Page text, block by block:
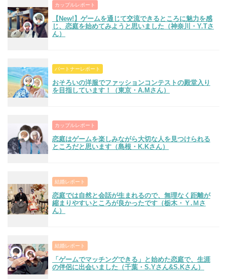
カップルレポート
【New!】ゲームを通じて交流できるところに魅力を感
じ、恋庭を始めてみようと思いました（神奈川・Y.Tさ
ん）
パートナーレポート
おそろいの洋服でファッションコンテストの殿堂入り
を目指しています！（東京・A.Mさん）
カップルレポート
恋庭はゲームを楽しみながら大切な人を見つけられる
ところだと思います（島根・K.Kさん）
結婚レポート
恋庭では自然と会話が生まれるので、無理なく距離が
縮まりやすいところが良かったです（栃木・Ｙ.Ｍさ
ん）
結婚レポート
「ゲームでマッチングできる」と始めた恋庭で、生涯
の伴侶に出会いました（千葉・S.Yさん&S.Kさん）